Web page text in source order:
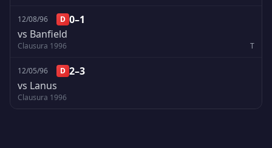
12/08/96 D 0–1
vs Banfield
Clausura 1996 T
12/05/96 D 2–3
vs Lanus
Clausura 1996